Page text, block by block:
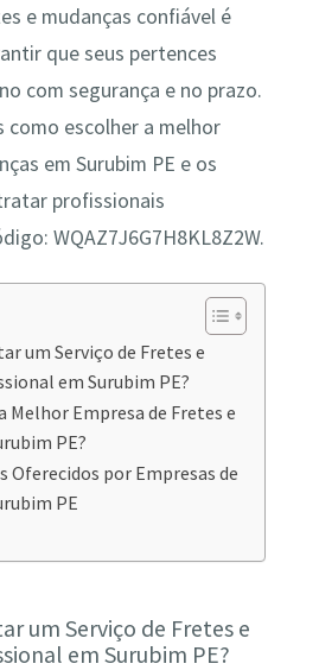
e mudanças confiável é
que seus pertences
com segurança e no prazo.
como escolher a melhor
em Surubim PE e os
profissionais
WQAZ7J6G7H8KL8Z2W.
um Serviço de Fretes e
em Surubim PE?
Melhor Empresa de Fretes e
PE?
Oferecidos por Empresas de
PE
um Serviço de Fretes e
em Surubim PE?